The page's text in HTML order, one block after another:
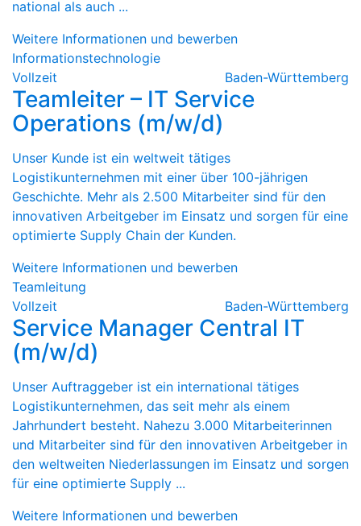
national als auch ...
Weitere Informationen und bewerben
Informationstechnologie
Vollzeit
Baden-Württemberg
Teamleiter – IT Service
Operations (m/w/d)
Unser Kunde ist ein weltweit tätiges
Logistikunternehmen mit einer über 100-jährigen
Geschichte. Mehr als 2.500 Mitarbeiter sind für den
innovativen Arbeitgeber im Einsatz und sorgen für eine
optimierte Supply Chain der Kunden.
Weitere Informationen und bewerben
Teamleitung
Vollzeit
Baden-Württemberg
Service Manager Central IT
(m/w/d)
Unser Auftraggeber ist ein international tätiges
Logistikunternehmen, das seit mehr als einem
Jahrhundert besteht. Nahezu 3.000 Mitarbeiterinnen
und Mitarbeiter sind für den innovativen Arbeitgeber in
den weltweiten Niederlassungen im Einsatz und sorgen
für eine optimierte Supply ...
Weitere Informationen und bewerben